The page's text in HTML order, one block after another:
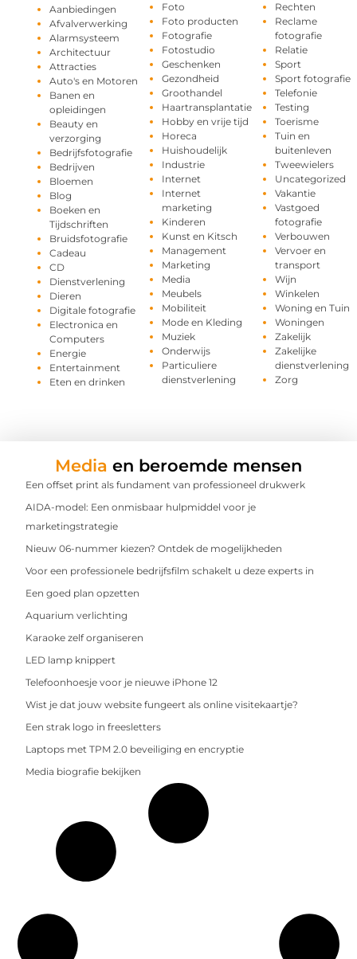
Aanbiedingen
Afvalverwerking
Alarmsysteem
Architectuur
Attracties
Auto's en Motoren
Banen en
opleidingen
Beauty en
verzorging
Bedrijfsfotografie
Bedrijven
Bloemen
Blog
Boeken en
Tijdschriften
Bruidsfotografie
Cadeau
CD
Dienstverlening
Dieren
Digitale fotografie
Electronica en
Computers
Energie
Entertainment
Eten en drinken
Foto
Foto producten
Fotografie
Fotostudio
Geschenken
Gezondheid
Groothandel
Haartransplantatie
Hobby en vrije tijd
Horeca
Huishoudelijk
Industrie
Internet
Internet
marketing
Kinderen
Kunst en Kitsch
Management
Marketing
Media
Meubels
Mobiliteit
Mode en Kleding
Muziek
Onderwijs
Particuliere
dienstverlening
Rechten
Reclame
fotografie
Relatie
Sport
Sport fotografie
Telefonie
Testing
Toerisme
Tuin en
buitenleven
Tweewielers
Uncategorized
Vakantie
Vastgoed
fotografie
Verbouwen
Vervoer en
transport
Wijn
Winkelen
Woning en Tuin
Woningen
Zakelijk
Zakelijke
dienstverlening
Zorg
Media en beroemde mensen
Een offset print als fundament van professioneel drukwerk
AIDA-model: Een onmisbaar hulpmiddel voor je
marketingstrategie
Nieuw 06-nummer kiezen? Ontdek de mogelijkheden
Voor een professionele bedrijfsfilm schakelt u deze experts in
Een goed plan opzetten
Aquarium verlichting
Karaoke zelf organiseren
LED lamp knippert
Telefoonhoesje voor je nieuwe iPhone 12
Wist je dat jouw website fungeert als online visitekaartje?
Een strak logo in freesletters
Laptops met TPM 2.0 beveiliging en encryptie
Media biografie bekijken